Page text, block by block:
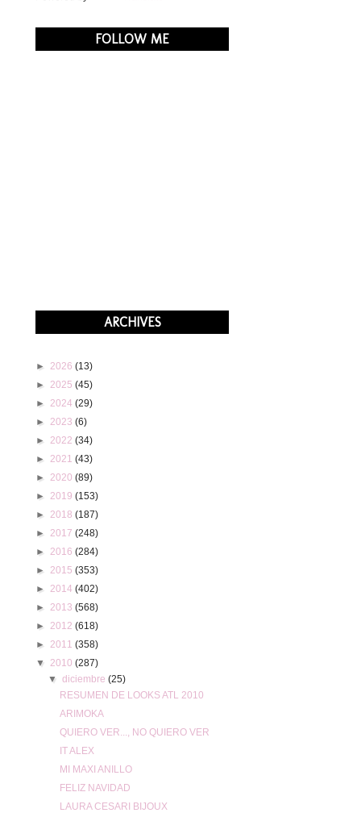
FOLLOW ME
ARCHIVES
►2026(13)
►2025(45)
►2024(29)
►2023(6)
►2022(34)
►2021(43)
►2020(89)
►2019(153)
►2018(187)
►2017(248)
►2016(284)
►2015(353)
►2014(402)
►2013(568)
►2012(618)
►2011(358)
▼2010(287)
▼ diciembre (25)
RESUMEN DE LOOKS ATL 2010
ARIMOKA
QUIERO VER..., NO QUIERO VER
IT ALEX
MI MAXI ANILLO
FELIZ NAVIDAD
LAURA CESARI BIJOUX